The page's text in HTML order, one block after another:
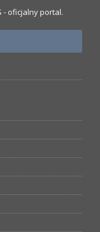
- oficjalny portal.